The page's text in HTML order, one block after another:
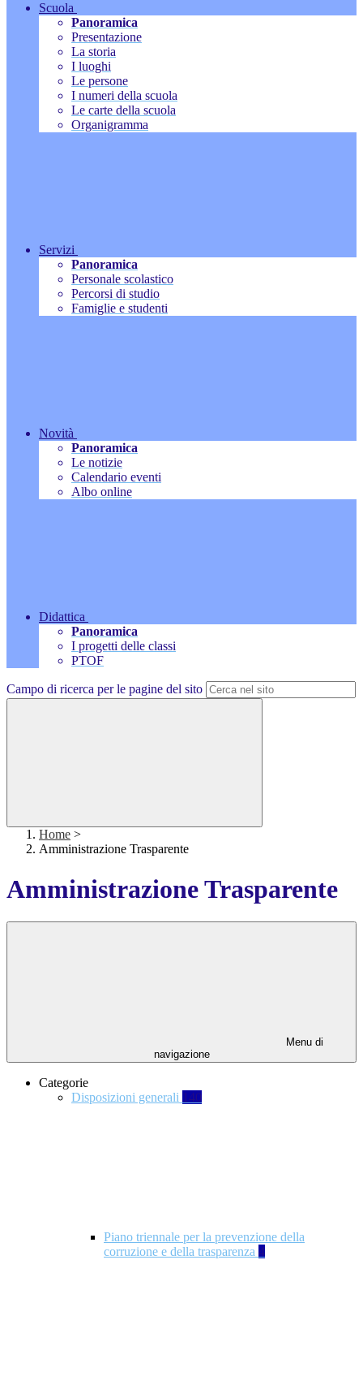
Scuola
Panoramica
Presentazione
La storia
I luoghi
Le persone
I numeri della scuola
Le carte della scuola
Organigramma
Servizi
Panoramica
Personale scolastico
Percorsi di studio
Famiglie e studenti
Novità
Panoramica
Le notizie
Calendario eventi
Albo online
Didattica
Panoramica
I progetti delle classi
PTOF
Campo di ricerca per le pagine del sito
Home >
Amministrazione Trasparente
Amministrazione Trasparente
Menu di
navigazione
Categorie
Disposizioni generali 140
Piano triennale per la prevenzione della
corruzione e della trasparenza 4